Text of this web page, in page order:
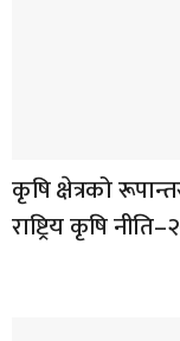
कृषि क्षेत्रको
राष्ट्रिय कृषि